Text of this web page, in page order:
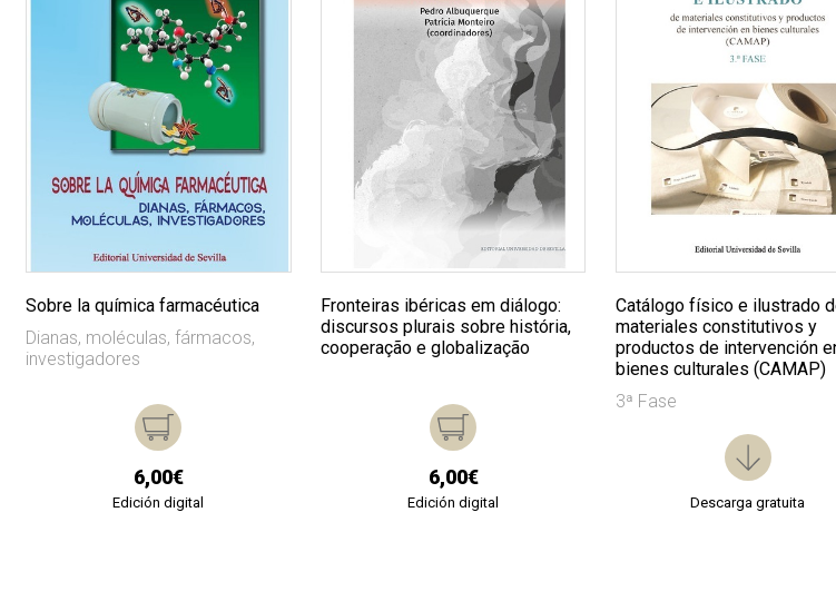
Sobre la química farmacéutica
Dianas, moléculas, fármacos,
investigadores
6,00€
Edición digital
Fronteiras ibéricas em diálogo:
discursos plurais sobre história,
cooperação e globalização
6,00€
Edición digital
Catálogo físico e ilustrado
materiales constitutivos y
productos de intervención
bienes culturales (CAMAP)
3ª Fase
Descarga gratuita